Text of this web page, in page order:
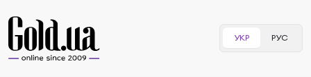
УКР РУС